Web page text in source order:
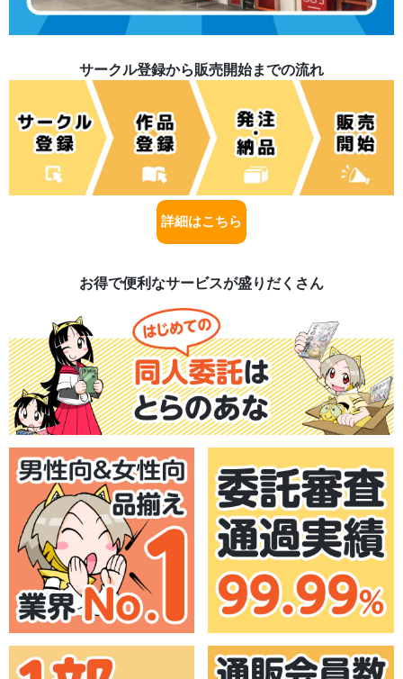
サークル登録から販売開始までの流れ
詳細はこちら
お得で便利なサービスが盛りだくさん